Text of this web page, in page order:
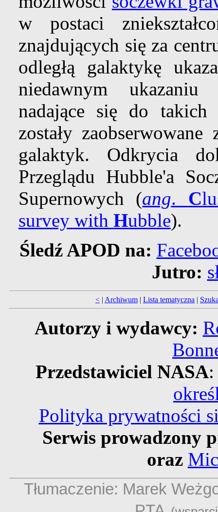
w postaci
znajdujących się za
odległą galaktykę
niedawnym
nadające się do
zostały
galaktyk. Odkrycia
Przeglądu Hubble'a
Supernowych (ang. C
survey with Hubble).
Śledź APOD na:
Jutro:
< | Archiwum | Lista tematyczna |
Autorzy i wydawcy:
Przedstawiciel NASA
Polityka prywatności
Serwis prowadzony
oraz
Tłumaczenie: Marek